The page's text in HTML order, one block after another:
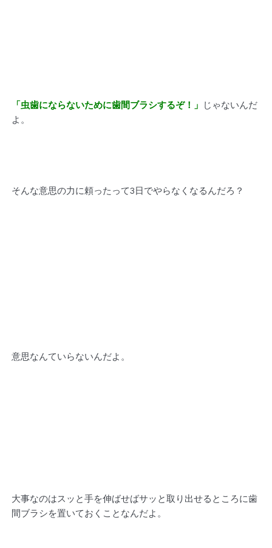
「虫歯にならないために歯間ブラシするぞ！」
じゃないんだ
よ。
そんな意思の力に頼ったって3日でやらなくなるんだろ？
意思なんていらないんだよ。
大事なのはスッと手を伸ばせばサッと取り出せるところに歯
間ブラシを置いておくことなんだよ。